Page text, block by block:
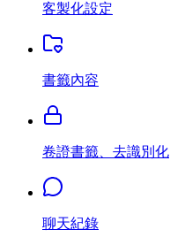
客製化設定
書籤內容
卷證書籤、去識別化
聊天紀錄